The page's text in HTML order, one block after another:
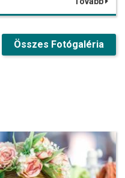
Összes Fotógaléria